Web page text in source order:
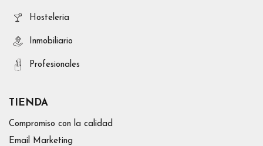
Hosteleria
Inmobiliario
Profesionales
TIENDA
Compromiso con la calidad
Email Marketing